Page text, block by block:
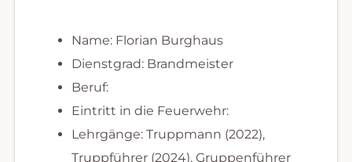
Name: Florian Burghaus
Dienstgrad: Brandmeister
Beruf:
Eintritt in die Feuerwehr:
Lehrgänge: Truppmann (2022),
Truppführer (2024), Gruppenführer